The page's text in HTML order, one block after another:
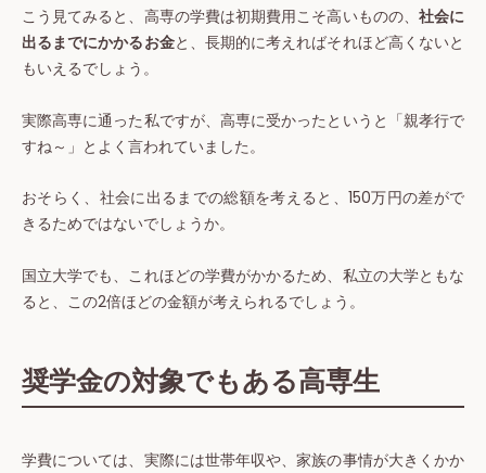
こう見てみると、高専の学費は初期費用こそ高いものの、 社会に
出るまでにかかるお金と、長期的に考えればそれほど高くないと
もいえるでしょう。
実際高専に通った私ですが、高専に受かったというと「親孝行で
すね～」とよく言われていました。
おそらく、社会に出るまでの総額を考えると、150万円の差がで
きるためではないでしょうか。
国立大学でも、これほどの学費がかかるため、私立の大学ともな
ると、この2倍ほどの金額が考えられるでしょう。
奨学金の対象でもある高専生
学費については、実際には世帯年収や、家族の事情が大きくかか